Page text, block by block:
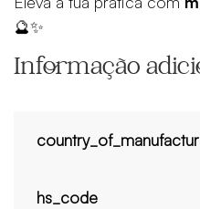
🔮✨
Informação
hs_code